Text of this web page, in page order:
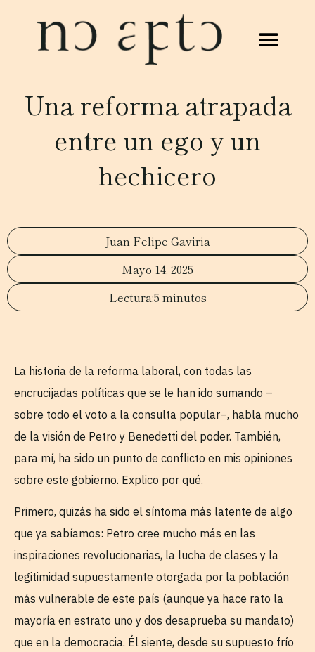
Una reforma atrapada
entre un ego y un
hechicero
Juan Felipe Gaviria
Mayo 14, 2025
5 minutos
La historia de la reforma laboral, con todas las
encrucijadas políticas que se le han ido sumando –
sobre todo el voto a la consulta popular–, habla mucho
de la visión de Petro y Benedetti del poder. También,
para mí, ha sido un punto de conflicto en mis opiniones
sobre este gobierno. Explico por qué.
Primero, quizás ha sido el síntoma más latente de algo
que ya sabíamos: Petro cree mucho más en las
inspiraciones revolucionarias, la lucha de clases y la
legitimidad supuestamente otorgada por la población
más vulnerable de este país (aunque ya hace rato la
mayoría en estrato uno y dos desaprueba su mandato)
que en la democracia. Él siente, desde su supuesto frío